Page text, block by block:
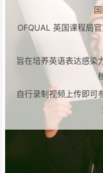
OFQUAL 英国课程局
旨在培养英语表达感染
自行录制视频上传即可